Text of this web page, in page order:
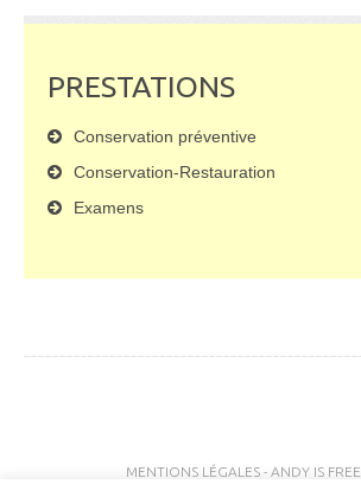
PRESTATIONS
Conservation préventive
Conservation-Restauration
Examens
MENTIONS LÉGALES - ANDY IS FREE